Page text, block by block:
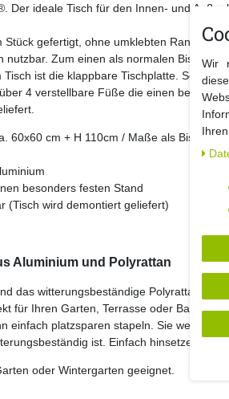
Der ideale Tisch für den Innen- und
gefertigt, ohne umklebten Rand. So
nutzbar. Zum einen als normalen
ist die klappbare Tischplatte. So lässt
4 verstellbare Füße die einen
60x60 cm + H 110cm / Maße als
besonders festen Stand
(Tisch wird demontiert geliefert)
Aluminium und Polyrattan
das witterungsbeständige
für Ihren Garten, Terrasse oder Balkon
einfach platzsparen stapeln. Sie werden
ist. Einfach hinsetzen und
oder Wintergarten geeignet.
Wir